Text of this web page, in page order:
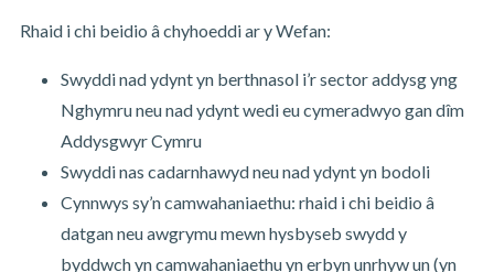
Rhaid i chi beidio â chyhoeddi ar y Wefan:
Swyddi nad ydynt yn berthnasol i’r sector addysg yng
Nghymru neu nad ydynt wedi eu cymeradwyo gan dîm
Addysgwyr Cymru
Swyddi nas cadarnhawyd neu nad ydynt yn bodoli
Cynnwys sy’n camwahaniaethu: rhaid i chi beidio â
datgan neu awgrymu mewn hysbyseb swydd y
byddwch yn camwahaniaethu yn erbyn unrhyw un (yn